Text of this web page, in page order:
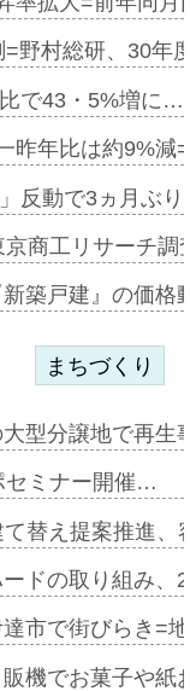
野村総研、30年
で43・5%増に…
昨年比は約9%
反動で3ヵ月ぶ
商工リサーチ
築戸建』の価
まちづくり
型分譲地で再
セミナー開催…
替え提案推進
ドの取り組み
市で街びらき=
機でお菓子や